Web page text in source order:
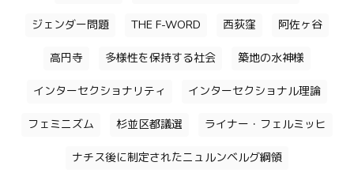
ジェンダー問題 THE F-WORD 西荻窪 阿佐ヶ谷
高円寺 多様性を保持する社会 築地の水神様
インターセクショナリティ インターセクショナル理論
フェミニズム 杉並区都議選 ライナー・フェルミッヒ
ナチス後に制定されたニュルンベルグ綱領